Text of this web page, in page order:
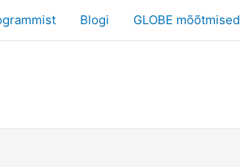
Blogi GLOBE mõõtmised